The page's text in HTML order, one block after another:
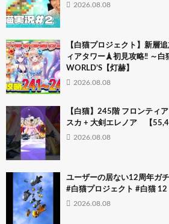
2026.08.08
【白猫プロジェクト】新層
ィアタワー🗼初見攻略‼ ～白
WORLD’S【灯赫】
2026.08.08
【白猫】245階 フロンティ
スカ + 大剣エレノア 【
2026.08.08
ユーザーの居ない12周年ガ
#白猫プロジェクト #白猫 12
2026.08.08